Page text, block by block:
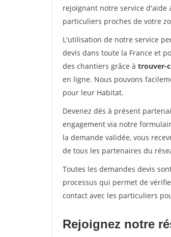
rejoignant notre service d'aide
particuliers proches de votre
L'utilisation de notre service
devis dans toute la France et
des chantiers grâce à trouver-
en ligne. Nous pouvons
pour leur Habitat.
Devenez dès à présent
engagement via notre
la demande validée, vous
de tous les partenaires du
Toutes les demandes devis
processus qui permet de
contact avec les particuliers
Rejoignez notre